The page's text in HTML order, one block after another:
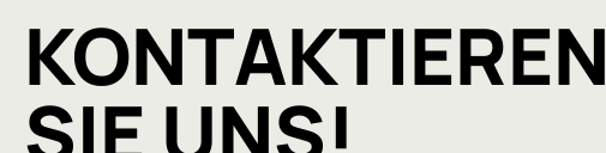
KONTAKTIEREN